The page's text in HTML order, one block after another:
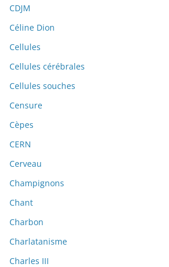
CDJM
Céline Dion
Cellules
Cellules cérébrales
Cellules souches
Censure
Cèpes
CERN
Cerveau
Champignons
Chant
Charbon
Charlatanisme
Charles III